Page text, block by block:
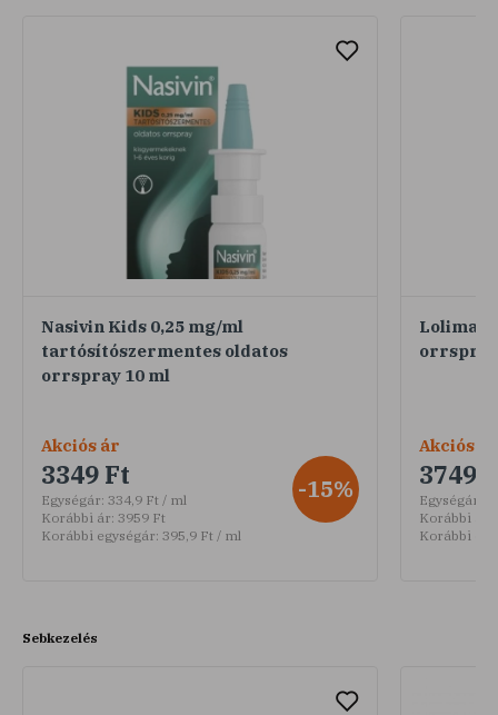
Nasivin Kids 0,25 mg/ml
tartósítószermentes oldatos
orrspray 10 ml
Akciós ár
3349 Ft
Egységár: 334,9 Ft / ml
Korábbi ár: 3959 Ft
Korábbi egységár: 395,9 Ft / ml
-15%
orrspray
Akciós ár
3749
Egységár:
Korábbi ár:
Korábbi
Sebkezelés